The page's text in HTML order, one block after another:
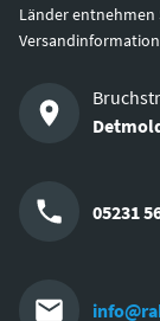
Länder entnehmen
05231